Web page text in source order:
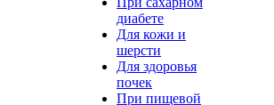
диабете
Для кожи и
шерсти
Для здоровья
почек
При пищевой